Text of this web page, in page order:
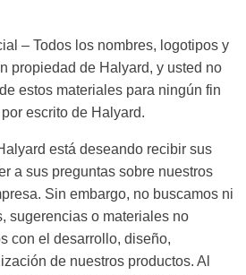
– Todos los nombres, logotipos y
propiedad de Halyard, y usted no
estos materiales para ningún fin
escrito de Halyard.
está deseando recibir sus
a sus preguntas sobre nuestros
Sin embargo, no buscamos ni
sugerencias o materiales no
con el desarrollo, diseño,
de nuestros productos. Al